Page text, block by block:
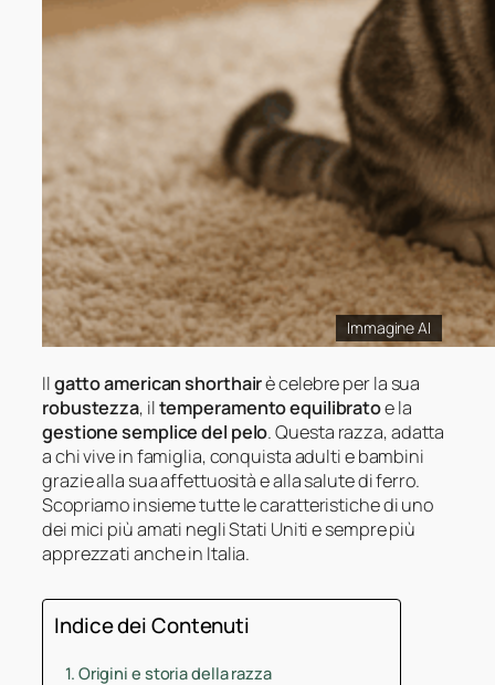
Immagine AI
Ilgatto american shorthairè celebre per la sua
robustezza, iltemperamento equilibratoe la
gestione semplice del pelo. Questa razza, adatta
a chi vive in famiglia, conquista adulti e bambini
grazie alla sua affettuosità e alla salute di ferro.
Scopriamo insieme tutte le caratteristiche di uno
dei mici più amati negli Stati Uniti e sempre più
apprezzati anche in Italia.
Indice dei Contenuti
Origini e storia della razza